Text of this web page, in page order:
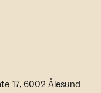
17, 6002 Ålesund